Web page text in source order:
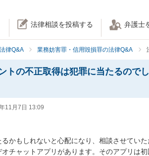
法律相談を投稿する 弁護士
律Q&A 業務妨害罪・信用毀損罪の法律Q&A
トの不正取得は犯罪に当たるので
11月7日 13:09
かもしれないと心配になり、相談させていた
チャットアプリがあります。そのアプリは初